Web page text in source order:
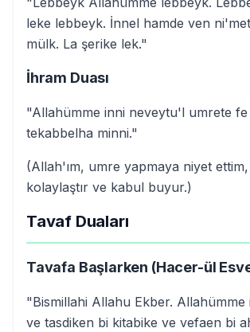
leke lebbeyk. İnnel hamde ven
mülk. La şerike lek."
İhram Duası
"Allahümme inni neveytu'l umrete fe
tekabbelha minni."
(Allah'ım, umre yapmaya niyet
kolaylaştır ve kabul buyur.)
Tavaf Duaları
Tavafa Başlarken (Hacer-ül
"Bismillahi Allahu Ekber. Allahümme
ve tasdiken bi kitabike ve vefaen bi